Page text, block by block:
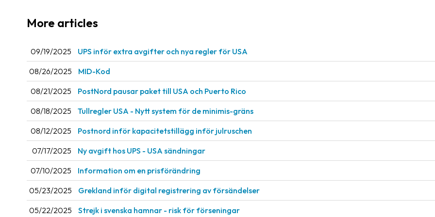
More articles
09/19/2025 UPS inför extra avgifter och nya regler för USA
08/26/2025 MID-Kod
08/21/2025 PostNord pausar paket till USA och Puerto Rico
08/18/2025 Tullregler USA - Nytt system för de minimis-gräns
08/12/2025 Postnord inför kapacitetstillägg inför julruschen
07/17/2025 Ny avgift hos UPS - USA sändningar
07/10/2025 Information om en prisförändring
05/23/2025 Grekland inför digital registrering av försändelser
05/22/2025 Strejk i svenska hamnar - risk för förseningar